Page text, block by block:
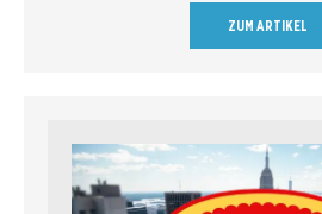
ZUM ARTIKEL